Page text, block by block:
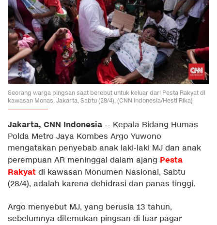
Seorang warga pingsan saat berebut untuk keluar dari Pesta Rakyat di
kawasan Monas, Jakarta, Sabtu (28/4). (CNN Indonesia/Hesti Rika)
Jakarta, CNN Indonesia -- Kepala Bidang Humas
Polda Metro Jaya Kombes Argo Yuwono
mengatakan penyebab anak laki-laki MJ dan anak
perempuan AR meninggal dalam ajang Pesta
Rakyat di kawasan Monumen Nasional, Sabtu
(28/4), adalah karena dehidrasi dan panas tinggi.
Argo menyebut MJ, yang berusia 13 tahun,
sebelumnya ditemukan pingsan di luar pagar